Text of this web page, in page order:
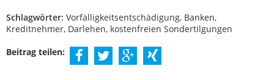
Schlagwörter: Vorfälligkeitsentschädigung, Banken,
Kreditnehmer, Darlehen, kostenfreien Sondertilgungen
Beitrag teilen: